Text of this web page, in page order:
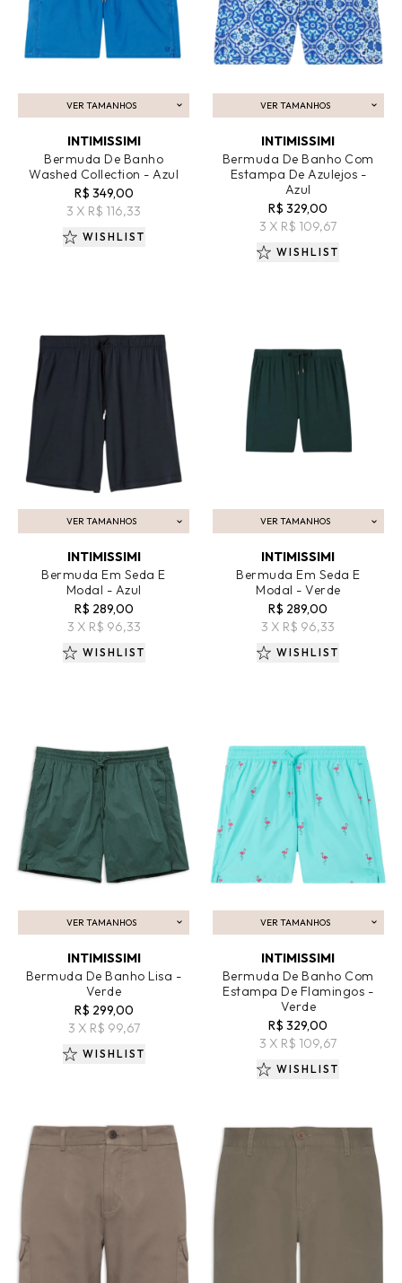
VER TAMANHOS
ADICIONAR AO CARRINHO
INTIMISSIMI
Bermuda De Banho
Washed Collection - Azul
R$ 349,00
3 X R$ 116,33
WISHLIST
VER TAMANHOS
ADICIONAR AO CARRINHO
INTIMISSIMI
Bermuda De Banho Com
Estampa De Azulejos -
Azul
R$ 329,00
3 X R$ 109,67
WISHLIST
VER TAMANHOS
ADICIONAR AO CARRINHO
INTIMISSIMI
Bermuda Em Seda E
Modal - Azul
R$ 289,00
3 X R$ 96,33
WISHLIST
VER TAMANHOS
ADICIONAR AO CARRINHO
INTIMISSIMI
Bermuda Em Seda E
Modal - Verde
R$ 289,00
3 X R$ 96,33
WISHLIST
VER TAMANHOS
ADICIONAR AO CARRINHO
INTIMISSIMI
Bermuda De Banho Lisa -
Verde
R$ 299,00
3 X R$ 99,67
WISHLIST
VER TAMANHOS
ADICIONAR AO CARRINHO
INTIMISSIMI
Bermuda De Banho Com
Estampa De Flamingos -
Verde
R$ 329,00
3 X R$ 109,67
WISHLIST